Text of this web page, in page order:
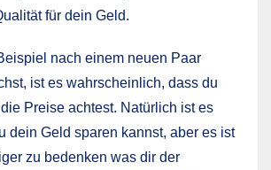
für dein Geld.
nach einem neuen Paar
ist es wahrscheinlich, dass du
Preise achtest. Natürlich ist es
dein Geld sparen kannst, aber es ist
zu bedenken was dir der